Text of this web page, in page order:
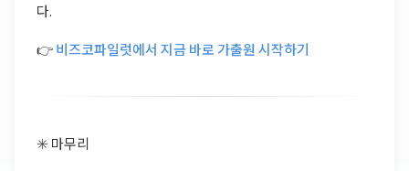
다.
👉비즈코파일럿에서 지금 바로 가출원 시작하기
✳️ 마무리